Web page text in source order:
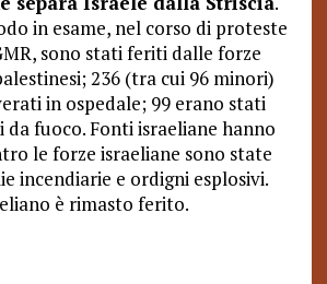
in esame, nel corso di proteste
sono stati feriti dalle forze
236 (tra cui 96 minori)
in ospedale; 99 erano stati
fuoco. Fonti israeliane hanno
le forze israeliane sono state
incendiarie e ordigni esplosivi.
è rimasto ferito.